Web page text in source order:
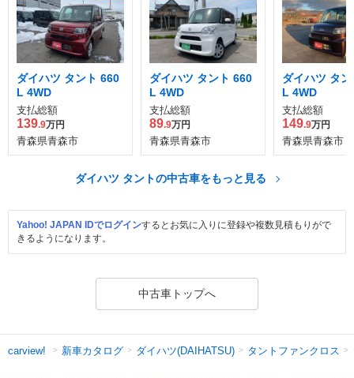
ダイハツ タント 660
L 4WD
支払総額
139.9万円
青森県青森市
ダイハツ タント 660
L 4WD
支払総額
89.9万円
青森県青森市
ダイハツ タ
L 4WD
支払総額
149.9万円
青森県青森市
ダイハツ タントの中古車をもっと見る
Yahoo! JAPAN IDでログインするとお気に入りに登録や複数見積もりがで
きるようになります。
中古車トップへ
carview! 新車カタログ ダイハツ(DAIHATSU) タントファンクロス